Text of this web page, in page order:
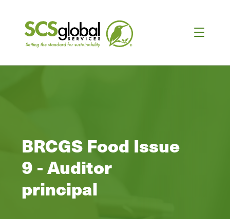
BRCGS Food Issue
9 - Auditor
principal